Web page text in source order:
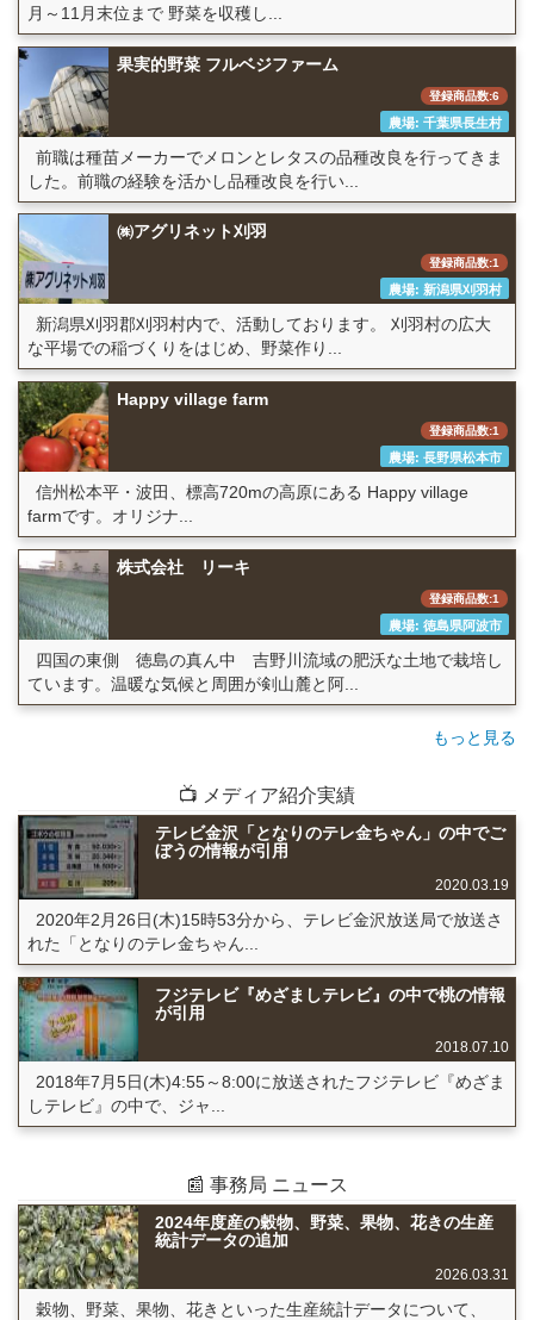
月～11月末位まで 野菜を収穫し...
果実的野菜 フルベジファーム
登録商品数:6
農場: 千葉県長生村
前職は種苗メーカーでメロンとレタスの品種改良を行ってきま
した。前職の経験を活かし品種改良を行い...
㈱アグリネット刈羽
登録商品数:1
農場: 新潟県刈羽村
新潟県刈羽郡刈羽村内で、活動しております。 刈羽村の広大
な平場での稲づくりをはじめ、野菜作り...
Happy village farm
登録商品数:1
農場: 長野県松本市
信州松本平・波田、標高720mの高原にある Happy village
farmです。オリジナ...
株式会社 リーキ
登録商品数:1
農場: 徳島県阿波市
四国の東側 徳島の真ん中 吉野川流域の肥沃な土地で栽培し
ています。温暖な気候と周囲が剣山麓と阿...
もっと見る
📺 メディア紹介実績
テレビ金沢「となりのテレ金ちゃん」の中でご
ぼうの情報が引用
2020.03.19
2020年2月26日(木)15時53分から、テレビ金沢放送局で放送さ
れた「となりのテレ金ちゃん...
フジテレビ『めざましテレビ』の中で桃の情報
が引用
2018.07.10
2018年7月5日(木)4:55～8:00に放送されたフジテレビ『めざま
しテレビ』の中で、ジャ...
📰 事務局 ニュース
2024年度産の穀物、野菜、果物、花きの生産
統計データの追加
2026.03.31
穀物、野菜、果物、花きといった生産統計データについて、